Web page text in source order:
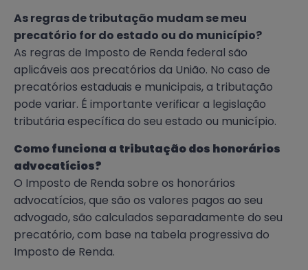
As regras de tributação mudam se meu
precatório for do estado ou do município?
As regras de Imposto de Renda federal são
aplicáveis aos precatórios da União. No caso de
precatórios estaduais e municipais, a tributação
pode variar. É importante verificar a legislação
tributária específica do seu estado ou município.
Como funciona a tributação dos honorários
advocatícios?
O Imposto de Renda sobre os honorários
advocatícios, que são os valores pagos ao seu
advogado, são calculados separadamente do seu
precatório, com base na tabela progressiva do
Imposto de Renda.